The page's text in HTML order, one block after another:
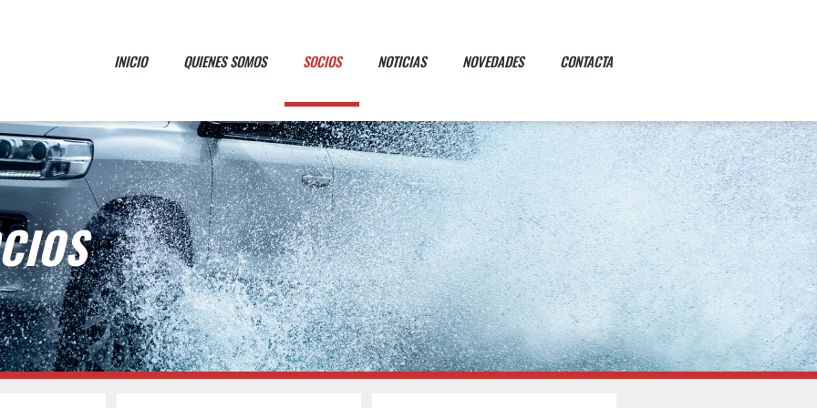
INICIO QUIENES SOMOS SOCIOS NOTICIAS NOVEDADES CONTACTA